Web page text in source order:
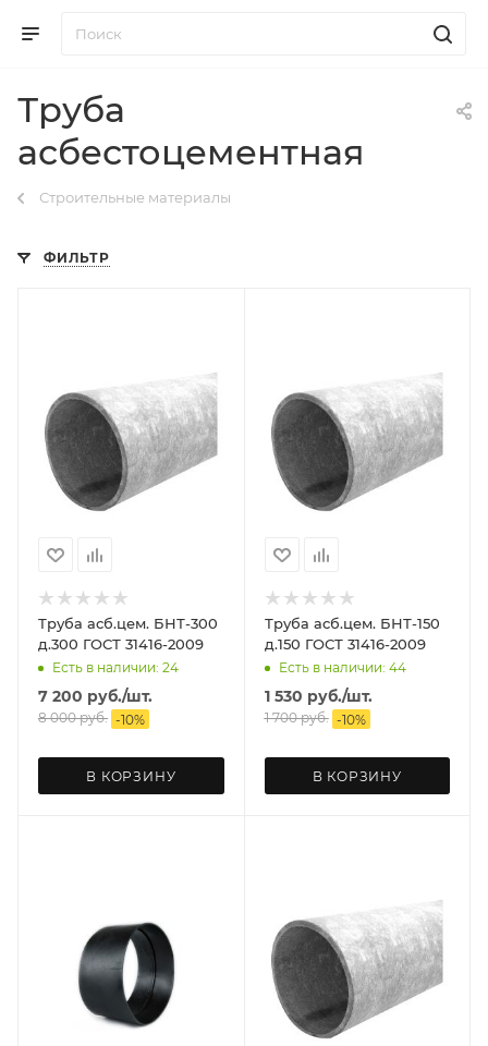
Труба
асбестоцементная
Строительные материалы
ФИЛЬТР
Труба асб.цем. БНТ-300
д.300 ГОСТ 31416-2009
Есть в наличии: 24
7 200 руб./шт.
8 000руб. -10%
В КОРЗИНУ
Труба асб.цем. БНТ-150
д.150 ГОСТ 31416-2009
Есть в наличии: 44
1 530 руб./шт.
1 700руб. -10%
В КОРЗИНУ